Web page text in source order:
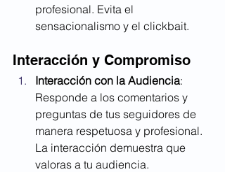
profesional. Evita el
sensacionalismo y el clickbait.
Interacción y Compromiso
Interacción con la Audiencia:
Responde a los comentarios y
preguntas de tus seguidores de
manera respetuosa y profesional.
La interacción demuestra que
valoras a tu audiencia.